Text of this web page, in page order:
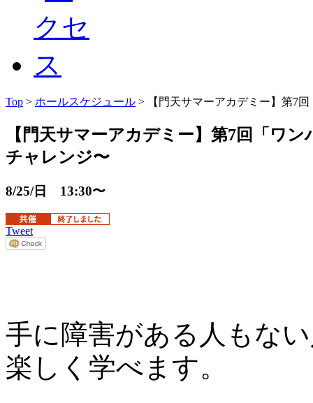
Top > ホールスケジュール > 【門天サマーアカデミー】第7
【門天サマーアカデミー】第7回「ワ
チャレンジ〜
8/25/日 13:30〜
Tweet
手に障害がある人もな
楽しく学べます。